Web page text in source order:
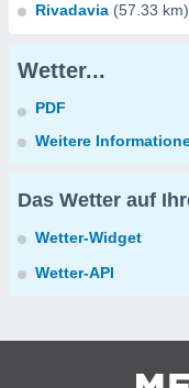
Rivadavia (57.33 km)
Wetter...
PDF
Weitere
Das Wetter auf
Wetter-Widget
Wetter-API